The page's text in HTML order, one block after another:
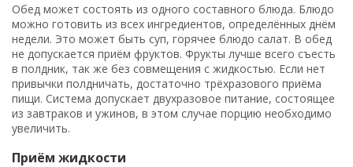
Обед может состоять из одного составного блюда. Блюдо
можно готовить из всех ингредиентов, определённых днём
недели. Это может быть суп, горячее блюдо салат. В обед
не допускается приём фруктов. Фрукты лучше всего съесть
в полдник, так же без совмещения с жидкостью. Если нет
привычки полдничать, достаточно трёхразового приёма
пищи. Система допускает двухразовое питание, состоящее
из завтраков и ужинов, в этом случае порцию необходимо
увеличить.
Приём жидкости